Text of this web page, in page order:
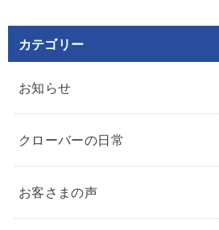
カテゴリー
お知らせ
クローバーの日常
お客さまの声